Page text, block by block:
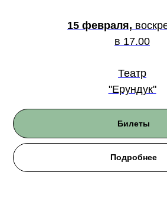
15 февраля,
в 17.00
Театр
"Ерундук"
Билеты
Подробнее